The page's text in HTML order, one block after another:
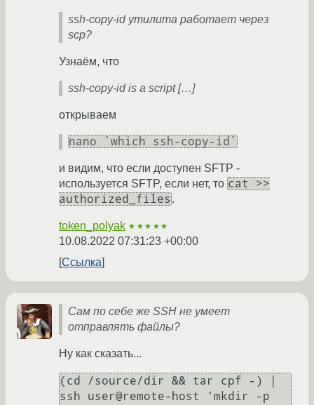
ssh-copy-id утилита работает через
scp?
Узнаём, что
ssh-copy-id is a script […]
открываем
nano `which ssh-copy-id`
и видим, что если доступен SFTP -
используется SFTP, если нет, то cat >>
authorized_files .
token_polyak ★★★★★
10.08.2022 07:31:23 +00:00
Ссылка
Сам по себе же SSH не умеет
отправлять файлы?
Ну как сказать...
(cd /source/dir && tar cpf -) |
ssh user@remote-host 'mkdir -p